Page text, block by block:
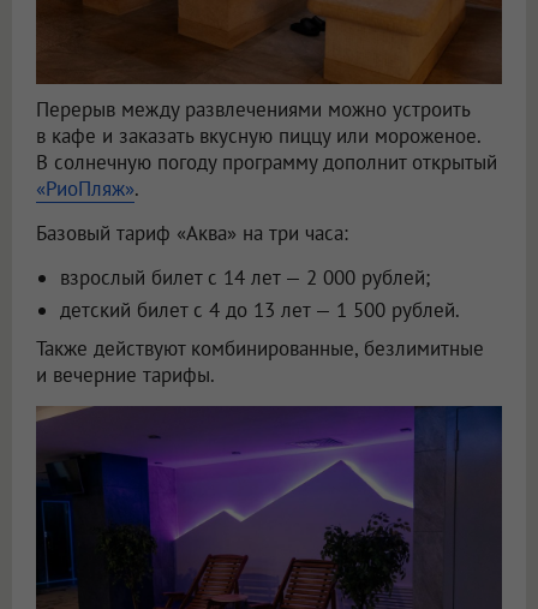
Перерыв между развлечениями можно устроить
в кафе и заказать вкусную пиццу или мороженое.
В солнечную погоду программу дополнит открытый
«РиоПляж».
Базовый тариф «Аква» на три часа:
взрослый билет с 14 лет — 2 000 рублей;
детский билет с 4 до 13 лет — 1 500 рублей.
Также действуют комбинированные, безлимитные
и вечерние тарифы.